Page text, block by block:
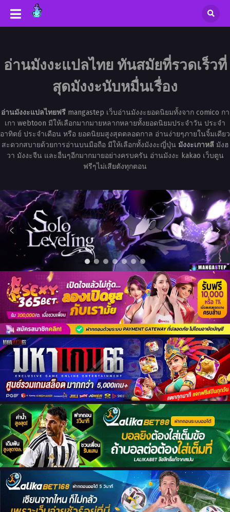
อ่านมังงะแปลไทย ทันสมัยที่รวดเร็วที่
สุดมังงะนับหมื่นเรื่อง
อ่านมังงะแปลไทยฟรีmangastep เว็บอ่านมังงะยอดนิยมทั้งจาก comico กา
เกา webtoon มีให้เลือกมากมายหลากหลายทั้งยอดนิยมประจำวัน ประจำ
อาทิตย์ ประจำเดือน หรือ ยอดนิยมสูงสุดตลอดกาล อ่านง่ายๆภายในจิ้มเดียว
สะดวกสบายด้วยการอ่านบนมือถือ มีให้เลือกทั้งมังงะญี่ปุ่น มังงะเกาหลีมังฮ
วา มังงะจีน และอื่นๆอีกมากมายอย่างครบครัน อ่านมังงะ kakao เว็บตูน
ฟรีๆไม่เสียตังทุกตอน